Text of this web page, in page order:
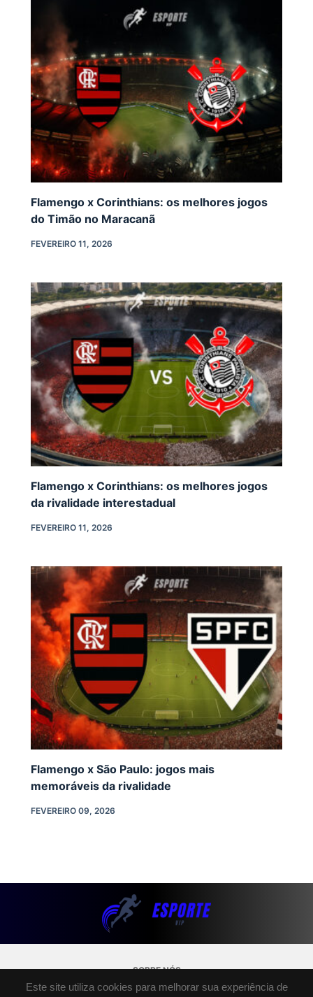
Este site utiliza cookies para melhorar sua experiência de
Flamengo x Corinthians: os melhores jogos
do Timão no Maracanã
FEVEREIRO 11, 2026
Flamengo x Corinthians: os melhores jogos
da rivalidade interestadual
FEVEREIRO 11, 2026
Flamengo x São Paulo: jogos mais
memoráveis da rivalidade
FEVEREIRO 09, 2026
SOBRE NÓS
POLÍTICA DE PRIVACIDADE